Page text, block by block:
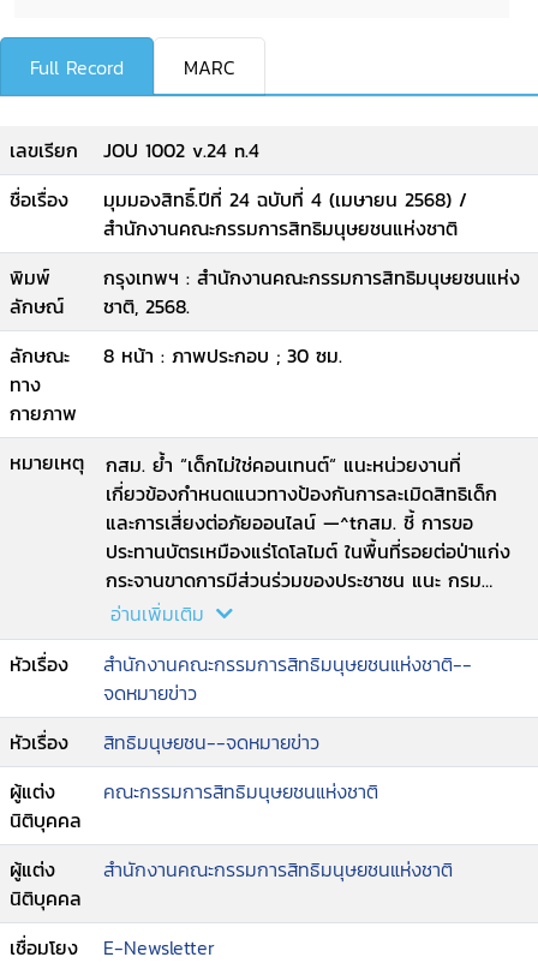
Full Record MARC
เลขเรียก
JOU 1002 v.24 n.4
ชื่อเรื่อง
มุมมองสิทธิ์.ปีที่ 24 ฉบับที่ 4 (เมษายน 2568) /
สำนักงานคณะกรรมการสิทธิมนุษยชนแห่งชาติ
พิมพ์
ลักษณ์
กรุงเทพฯ : สำนักงานคณะกรรมการสิทธิมนุษยชนแห่ง
ชาติ, 2568.
ลักษณะ
ทาง
กายภาพ
8 หน้า : ภาพประกอบ ; 30 ซม.
หมายเหตุ
กสม. ย้ำ “เด็กไม่ใช่คอนเทนต์“ แนะหน่วยงานที่
เกี่ยวข้องกำหนดแนวทางป้องกันการละเมิดสิทธิเด็ก
และการเสี่ยงต่อภัยออนไลน์ —^tกสม. ชี้ การขอ
ประทานบัตรเหมืองแร่โดโลไมต์ ในพื้นที่รอยต่อป่าแก่ง
กระจานขาดการมีส่วนร่วมของประชาชน แนะ กรม
อุตสาหกรรมฯ ทบทวนการกำหนดเขตแหล่งแร่ ห่วง
กระทบมรดกโลก —^tร่องรอยดิจิทัลกับสิทธิที่จะถูกลืม
—^tข่าวกิจกรรม กสม. —^tUN เผยชนพื้นเมืองถูก
กีดกัน จากแผนแก้ปัญหา การเปลี่ยนแปลงสภาพภูมิ
อากาศ.
อ่านเพิ่มเติม
หัวเรื่อง
สำนักงานคณะกรรมการสิทธิมนุษยชนแห่งชาติ--
จดหมายข่าว
หัวเรื่อง
สิทธิมนุษยชน--จดหมายข่าว
ผู้แต่ง
นิติบุคคล
คณะกรรมการสิทธิมนุษยชนแห่งชาติ
ผู้แต่ง
นิติบุคคล
สำนักงานคณะกรรมการสิทธิมนุษยชนแห่งชาติ
เชื่อมโยง E-Newsletter